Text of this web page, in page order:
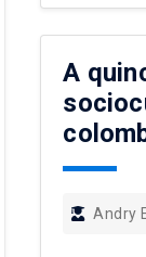
A
Andry